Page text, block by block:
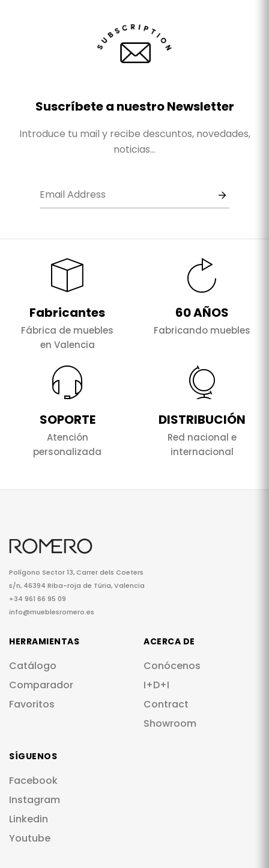
Suscríbete a nuestro Newsletter
Introduce tu mail y recibe descuntos, novedades,
noticias...
Fabricantes
Fábrica de muebles
en Valencia
60 AÑOS
Fabricando muebles
SOPORTE
Atención
personalizada
DISTRIBUCIÓN
Red nacional e
internacional
Polígono Sector 13, Carrer dels Coeters
s/n, 46394 Riba-roja de Túria, Valencia
+34 961 66 95 09
info@mueblesromero.es
HERRAMIENTAS
Catálogo
Comparador
Favoritos
ACERCA DE
Conócenos
I+D+I
Contract
Showroom
SÍGUENOS
Facebook
Instagram
Linkedin
Youtube